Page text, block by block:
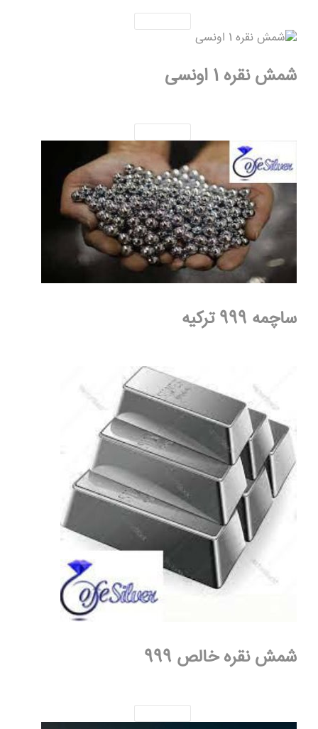
شمش نقره 1 اونسی
ساچمه 999 ترکیه
شمش نقره خالص 999